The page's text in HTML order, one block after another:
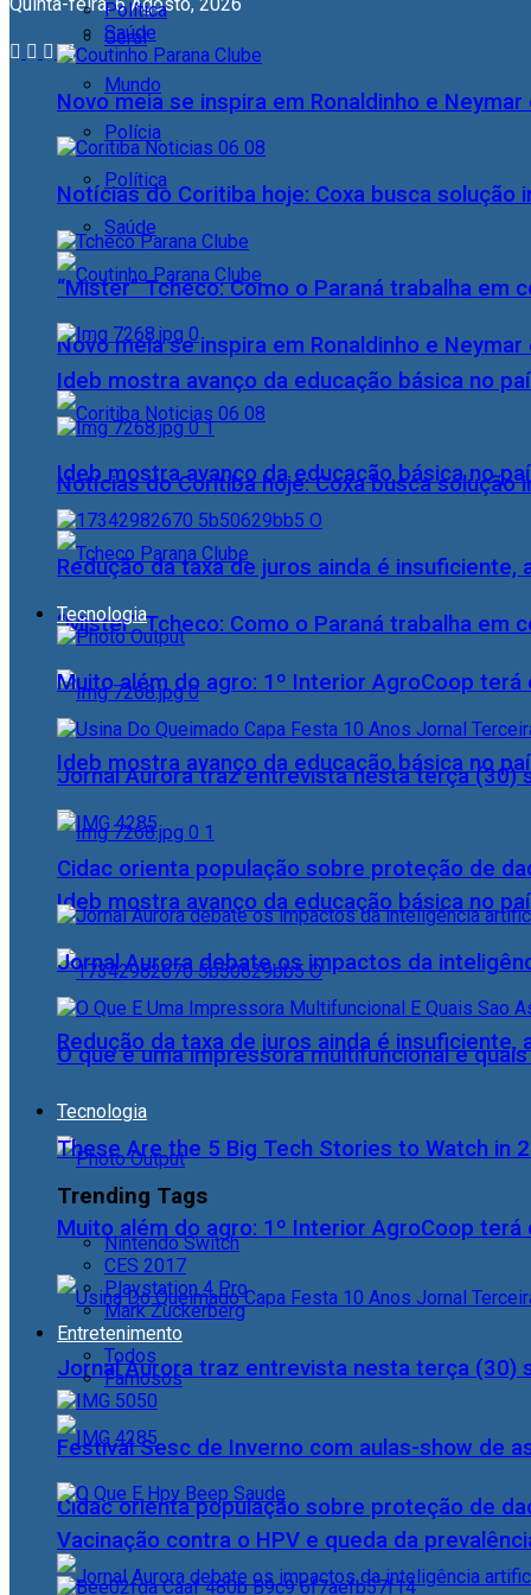
Geral
Mundo
Polícia
Política
Saúde
Novo meia se inspira em Ronaldinho e
Notícias do Coritiba hoje: Coxa busca solução
“Mister” Tcheco: Como o Paraná trabalha
Ideb mostra avanço da educação básica no
Ideb mostra avanço da educação básica no
Redução da taxa de juros ainda é insuficiente,
Tecnologia
Muito além do agro: 1º Interior AgroCoop
Jornal Aurora traz entrevista nesta terça (30)
Cidac orienta população sobre proteção de
Política
Saúde
Novo meia se inspira em Ronaldinho e
Notícias do Coritiba hoje: Coxa busca solução
“Mister” Tcheco: Como o Paraná trabalha
Ideb mostra avanço da educação básica no
Ideb mostra avanço da educação básica no
Redução da taxa de juros ainda é insuficiente,
Tecnologia
Muito além do agro: 1º Interior AgroCoop
Jornal Aurora traz entrevista nesta terça (30)
Cidac orienta população sobre proteção de
Jornal Aurora debate os impactos da
O que é uma impressora multifuncional e
These Are the 5 Big Tech Stories to Watch in
Trending Tags
Nintendo Switch
CES 2017
Playstation 4 Pro
Mark Zuckerberg
Entretenimento
Todos
Famosos
Festival Sesc de Inverno com aulas-show de
Vacinação contra o HPV e queda da